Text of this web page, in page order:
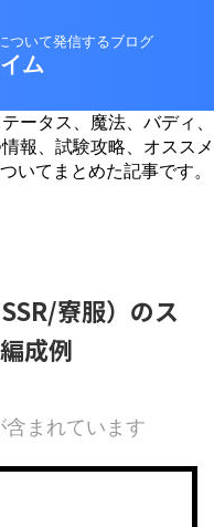
ついて発信するブログ
ム
ータス、魔法、バディ、
報、試験攻略、オススメ
いてまとめた記事です。
寮服）のス
成例
まれています